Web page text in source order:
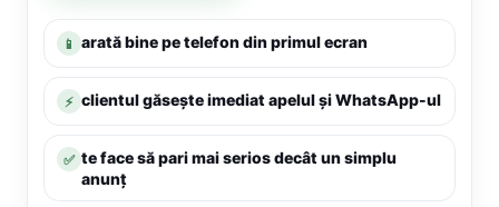
📱 arată bine pe telefon din primul ecran
⚡ clientul găsește imediat apelul și WhatsApp-ul
✅ te face să pari mai serios decât un simplu
anunț